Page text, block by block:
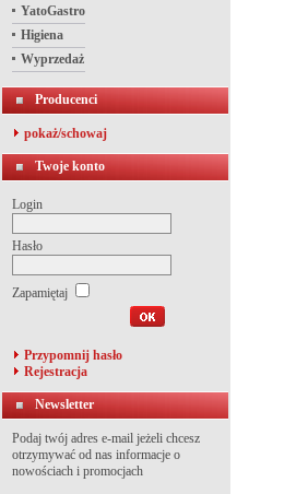
YatoGastro
Higiena
Wyprzedaż
Producenci
pokaż/schowaj
Twoje konto
Login
Hasło
Zapamiętaj
Przypomnij hasło
Rejestracja
Newsletter
Podaj twój adres e-mail jeżeli chcesz
otrzymywać od nas informacje o
nowościach i promocjach